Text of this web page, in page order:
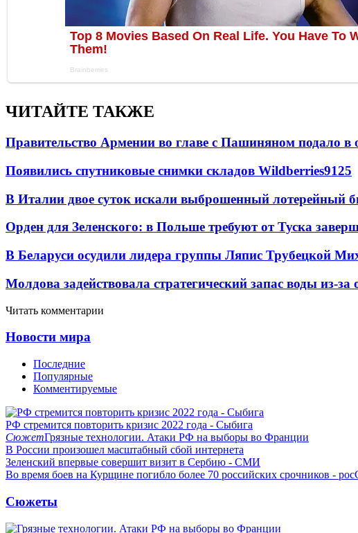
ЧИТАЙТЕ ТАКЖЕ
Правительство Армении во главе с Пашиняном подало в
Появились спутниковые снимки складов Wildberries9125
В Италии двое суток искали выброшенный лотерейный
Орден для Зеленского: в Польше требуют от Туска
В Беларуси осудили лидера группы Ляпис Трубецкой
Молдова задействовала стратегический запас воды из-за
Читать комментарии
Новости мира
Последние
Популярные
Комментируемые
РФ стремится повторить кризис 2022 года - Сыбига
СюжетГрязные технологии. Атаки РФ на выборы во Франции
В России произошел масштабный сбой интернета
Зеленский впервые совершит визит в Сербию - СМИ
Во время боев на Курщине погибло более 70 российских срочников -
Сюжеты